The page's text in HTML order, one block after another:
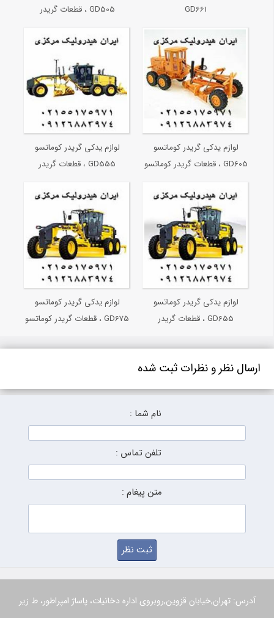
GD661
GD505 ، قطعات گریدر
لوازم یدکی گریدر کوماتسو
GD605 ، قطعات گریدر کوماتسو
لوازم یدکی گریدر کوماتسو
GD555 ، قطعات گریدر
لوازم یدکی گریدر کوماتسو
GD655 ، قطعات گریدر
لوازم یدکی گریدر کوماتسو
GD675 ، قطعات گریدر کوماتسو
ارسال نظر و نظرات ثبت شده
نام شما :
تلفن تماس :
متن پیغام :
آدرس: تهران,خیابان قزوین,روبروی اداره دخانیات، پاساژ امپراطور، ط زیر